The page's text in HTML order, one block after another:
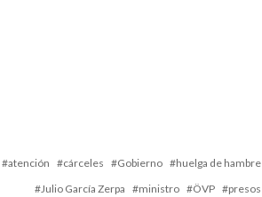
Tagged
with
atención cárceles Gobierno
huelga de hambre
Julio García Zerpa
ministro ÖVP
presos